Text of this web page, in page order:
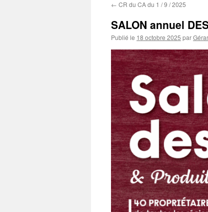
contenu
← CR du CA du 1 / 9 / 2025
SALON annuel
Publié le 18 octobre 2025 par